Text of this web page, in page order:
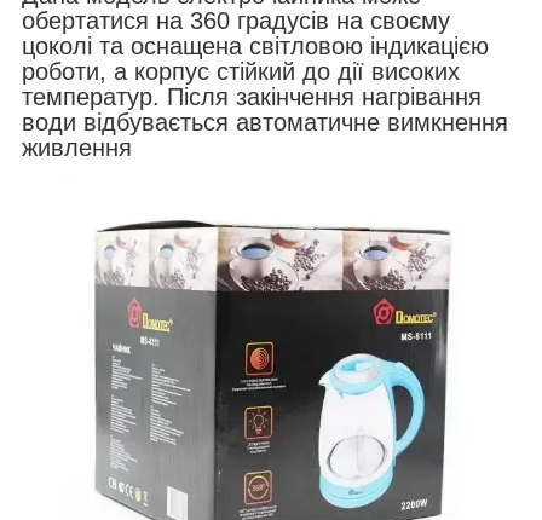
обертатися на 360 градусів на своєму
цоколі та оснащена світловою індикацією
роботи, а корпус стійкий до дії високих
температур. Після закінчення нагрівання
води відбувається автоматичне вимкнення
живлення